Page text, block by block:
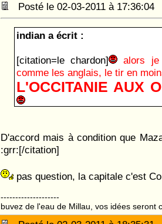
Posté le 02-03-2011 à
indian a écrit :
[citation=le chardon]
alors je
comme les anglais, le tir en
L'OCCITANIE AUX
D'accord mais à condition que
:grr:[/citation]
pas question, la capitale c'est
--------------------
buvez de l'eau de Millau, vos idées seront